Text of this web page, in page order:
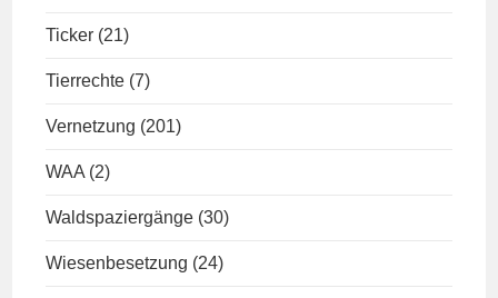
Ticker (21)
Tierrechte (7)
Vernetzung (201)
WAA (2)
Waldspaziergänge (30)
Wiesenbesetzung (24)